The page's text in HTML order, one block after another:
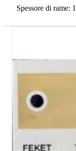
Spessore di rame: